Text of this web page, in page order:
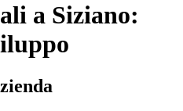
a Siziano: